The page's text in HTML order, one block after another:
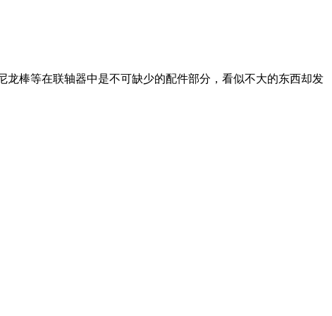
龙棒等在联轴器中是不可缺少的配件部分，看似不大的东西却发